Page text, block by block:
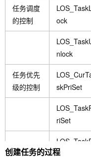
任务调度
的控制
ock
nlock
任务优先
级的控制
skPriSet
riSet
riGet
创建任务的过程